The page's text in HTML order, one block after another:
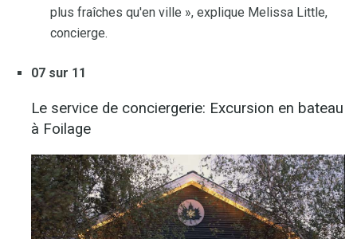
plus fraîches qu'en ville », explique Melissa Little,
concierge.
07 sur 11
Le service de conciergerie: Excursion en bateau
à Foilage